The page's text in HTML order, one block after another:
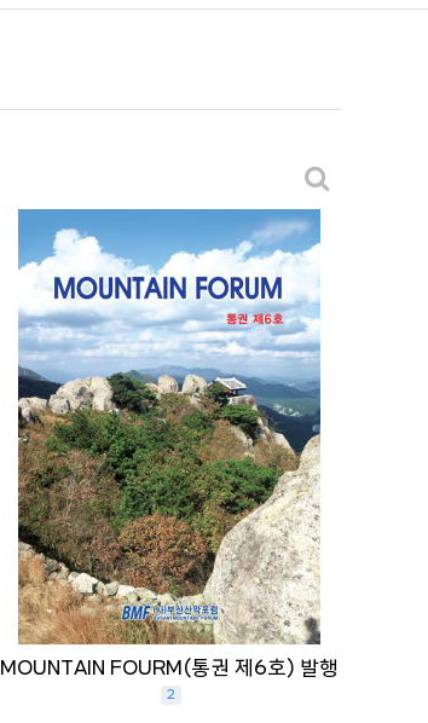
MOUNTAIN FOURM(통권 제6호) 발행
2